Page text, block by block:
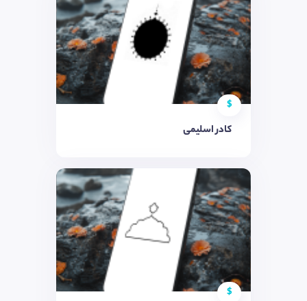
$
کادر اسلیمی
$